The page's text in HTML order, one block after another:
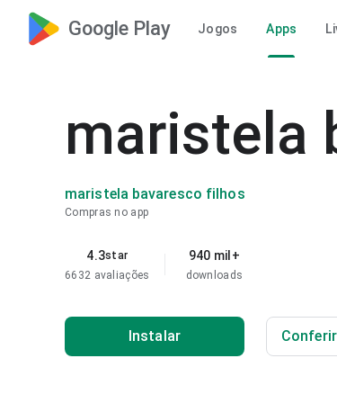
Google Play Jogos Apps
maristela
maristela bavaresco filhos
Compras no app
4.3star
6632 avaliações
940 mil+
downloads
Instalar